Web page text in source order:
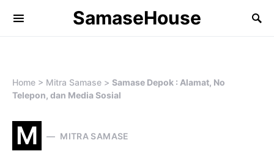
SamaseHouse
Search for:
Home > Mitra Samase > Samase Depok : Alamat, No
Telepon, dan Media Sosial
M MITRA SAMASE